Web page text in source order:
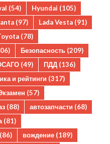
(54) Hyundai (105)
(97) Lada Vesta (91)
(78)
Безопасность (209)
(49) ПДД (136)
и рейтинги (317)
(57)
(88) автозапчасти (68)
(81)
(86) вождение (189)